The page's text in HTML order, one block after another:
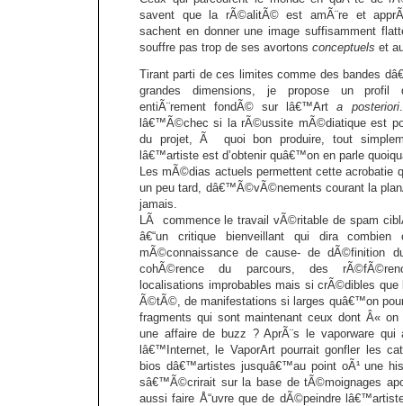
savent que la rÃ©alitÃ© est amÃ¨re et
sachent en donner une image suffisamment
souffre pas trop de ses avortons conceptuels et
Tirant parti de ces limites comme des bandes
grandes dimensions, je propose un profil
entiÃ¨rement fondÃ© sur lâ€™Arta posteriori
lâ€™Ã©chec si la rÃ©ussite mÃ©diatique est
du projet, Ã quoi bon produire, tout
lâ€™artiste est d’obtenir quâ€™on en parle
Les mÃ©dias actuels permettent cette acrobatie
un peu tard, dâ€™Ã©vÃ©nements courant la
jamais.
LÃ commence le travail vÃ©ritable de spam
â€“un critique bienveillant qui dira
mÃ©connaissance de cause- de dÃ©finition
cohÃ©rence du parcours, des
localisations improbables mais si crÃ©dibles que
Ã©tÃ©, de manifestations si larges quâ€™on
fragments qui sont maintenant ceux dont Â«
une affaire de buzz ? AprÃ¨s le vaporware
lâ€™Internet, le VaporArt pourrait gonfler les
bios dâ€™artistes jusquâ€™au point oÃ¹ une
sâ€™Ã©crirait sur la base de tÃ©moignages
aussi faire Å“uvre que de dÃ©peindre